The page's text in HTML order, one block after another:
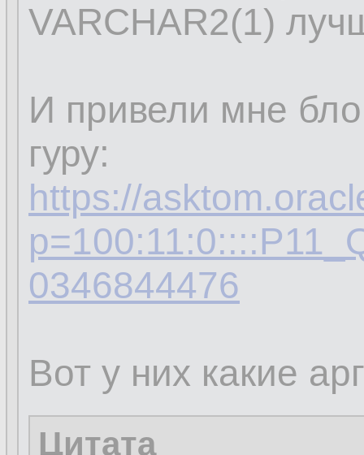
VARCHAR2(1)
И привели мне
гуру:
https://
0346844476
Вот у них какие
Цитата